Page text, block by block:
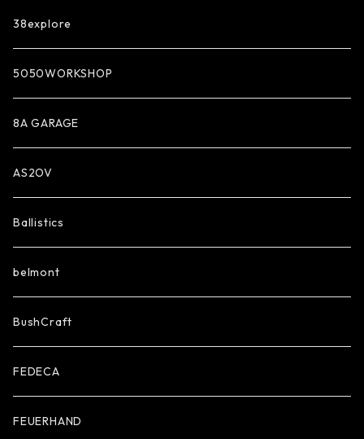
38explore
5050WORKSHOP
8A GARAGE
AS2OV
Ballistics
belmont
BushCraft
FEDECA
FEUERHAND